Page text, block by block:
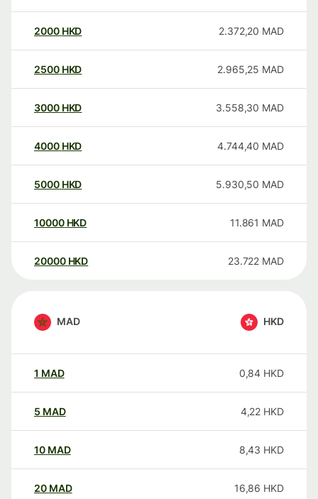
2000 HKD 2.372,20 MAD
2500 HKD 2.965,25 MAD
3000 HKD 3.558,30 MAD
4000 HKD 4.744,40 MAD
5000 HKD 5.930,50 MAD
10000 HKD 11.861 MAD
20000 HKD 23.722 MAD
MAD HKD
1 MAD 0,84 HKD
5 MAD 4,22 HKD
10 MAD 8,43 HKD
20 MAD 16,86 HKD